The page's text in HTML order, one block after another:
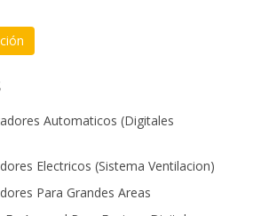
Automaticos (Digitales
Electricos (Sistema Ventilacion)
Para Grandes Areas